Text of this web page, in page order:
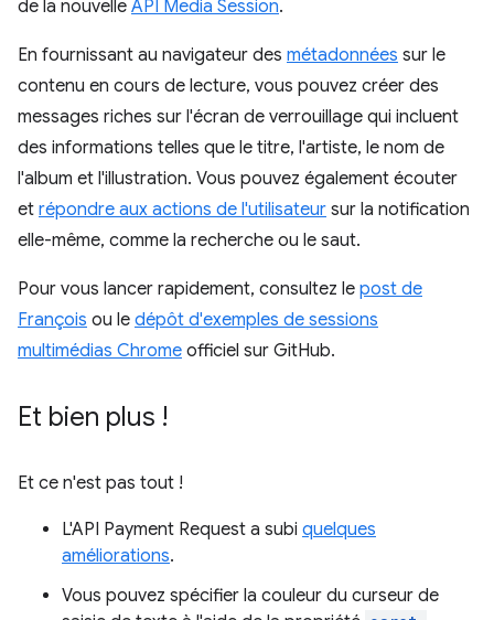
de la nouvelle API Media Session.
En fournissant au navigateur des métadonnées sur le
contenu en cours de lecture, vous pouvez créer des
messages riches sur l'écran de verrouillage qui incluent
des informations telles que le titre, l'artiste, le nom de
l'album et l'illustration. Vous pouvez également écouter
et répondre aux actions de l'utilisateur sur la notification
elle-même, comme la recherche ou le saut.
Pour vous lancer rapidement, consultez le post de
François ou le dépôt d'exemples de sessions
multimédias Chrome officiel sur GitHub.
Et bien plus !
Et ce n'est pas tout !
L'API Payment Request a subi quelques
améliorations.
Vous pouvez spécifier la couleur du curseur de